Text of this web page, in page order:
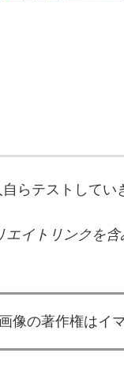
らテストしてい
エイトリンクを
の著作権はイ